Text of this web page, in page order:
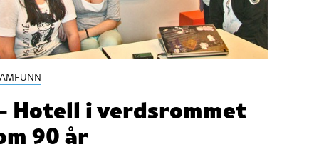
Hotell i verdsrommet
90 år